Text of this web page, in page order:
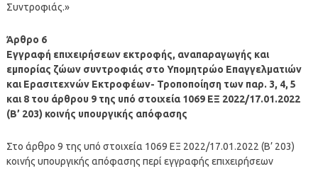
Συντροφιάς.»
Άρθρο 6
Εγγραφή επιχειρήσεων εκτροφής, αναπαραγωγής και
εμπορίας ζώων συντροφιάς στο Υπομητρώο Επαγγελματιών
και Ερασιτεχνών Εκτροφέων- Τροποποίηση των παρ. 3, 4, 5
και 8 του άρθρου 9 της υπό στοιχεία 1069 ΕΞ 2022/17.01.2022
(Β’ 203) κοινής υπουργικής απόφασης
Στο άρθρο 9 της υπό στοιχεία 1069 ΕΞ 2022/17.01.2022 (Β’ 203)
κοινής υπουργικής απόφασης περί εγγραφής επιχειρήσεων